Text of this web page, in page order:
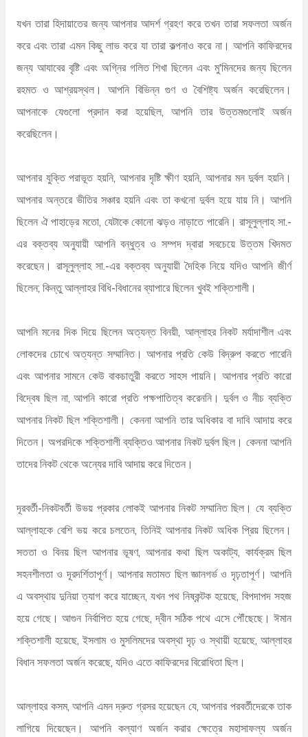
যখন তারা হিদায়াতের জন্য আপনার আদর্শ গ্রহণ করে তখন তারা সফলতা অর্জন
করে এবং তারা এমন কিছু লাভ করে যা তারা কল্পনাও করে না। আপনি কাফিরদের
জন্য আযাবের বৃষ্টি এবং অগ্নির গলিত শিখা ছিলেন এবং মু'মিনদের জন্য ছিলেন
রহমত ও আশ্রয়স্থল। আপনি বিভিন্ন গুণ ও বৈশিষ্ট্য অর্জন করেছিলেন।
আপনাকে যেগুলো প্রদান করা হয়েছিল, আপনি তার উত্তমগুলোই অর্জন
করেছিলেন।
আপনার যুক্তি পরাভূত হয়নি, আপনার দৃষ্টি ক্ষীণ হয়নি, আপনার মন দুর্বল হয়নি।
আপনার অন্তরে ভীতির সঞ্চার হয়নি এবং তা কখনো দুর্বল হয়ে যায় নি। আপনি
ছিলেন ঐ পাহাড়ের মতো, যেটাকে কোনো ঝড়ও নাড়াতে পারেনি। রাসূলুল্লাহ সা.-
এর বক্তব্য অনুযায়ী আপনি বন্ধুত্ব ও সম্পদ দ্বারা সবচেয়ে উত্তম খিদমত
করেছেন। রাসূলুল্লাহ সা.-এর বক্তব্য অনুযায়ী দৈহিক নিয়ে যদিও আপনি জীর্ণ
ছিলেন; কিন্তু আল্লাহর বিধি-বিধানের ব্যাপারে ছিলেন খুবই শক্তিশালী।
আপনি মনের দিক দিয়ে ছিলেন অত্যন্ত বিনয়ী, আল্লাহর নিকট মর্যাদাশীল এবং
লোকদের চোখে অত্যন্ত সম্মানিত। আপনার প্রতি কেউ বিদ্রুপ করতে পারেনি
এবং আপনার সামনে কেউ বাকচাতুরী করতে সাহস পায়নি। আপনার প্রতি কারো
বিদ্বেষ ছিল না, আপনি কারো প্রতি পক্ষপাতিত্ব করেননি। দুর্বল ও নীচ ব্যক্তি
আপনার নিকট ছিল শক্তিশালী। কেননা আপনি তার অধিকার বা দাবি আদায় করে
দিতেন। অপরদিকে শক্তিশালী ব্যক্তিও আপনার নিকট দুর্বল ছিল। কেননা আপনি
তাদের নিকট থেকে অন্যের দাবি আদায় করে দিতেন।
দূরবর্তী-নিকটবর্তী উভয় প্রকার লোকই আপনার নিকট সম্মানিত ছিল। যে ব্যক্তি
আল্লাহকে বেশি ভয় করে চলতেন, তিনিই আপনার নিকট অধিক প্রিয় ছিলেন।
সততা ও বিনয় ছিল আপনার ভূষণ, আপনার কথা ছিল অকাট্য, কার্যক্রম ছিল
সহনশীলতা ও দূরদর্শিতাপূর্ণ। আপনার মতামত ছিল জ্ঞানগর্ভ ও দৃঢ়তাপূর্ণ। আপনি
এ অবস্থায় দুনিয়া ত্যাগ করে যাচ্ছেন, যখন পথ নিষ্কন্টক হয়েছে, বিপদাপদ সহজ
হয়ে গেছে। আগুন নির্বাপিত হয়ে গেছে, দ্বীন সঠিক পথে এসে পৌঁছেছে। ঈমান
শক্তিশালী হয়েছে, ইসলাম ও মুসলিমদের অবস্থা দৃঢ় ও স্থায়ী হয়েছে, আল্লাহর
বিধান সফলতা অর্জন করেছে, যদিও এতে কাফিরদের বিরোধিতা ছিল।
আল্লাহর কসম, আপনি এমন দ্রুত গ্রসর হয়েছেন যে, আপনার পরবর্তীদেরকে তাক
লাগিয়ে দিয়েছেন। আপনি কল্যাণ অর্জন করার ক্ষেত্রে মহাসাফল্য অর্জন